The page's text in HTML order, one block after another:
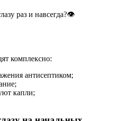
раз и навсегда?👁
комплексно:
антисептиком;
капли;